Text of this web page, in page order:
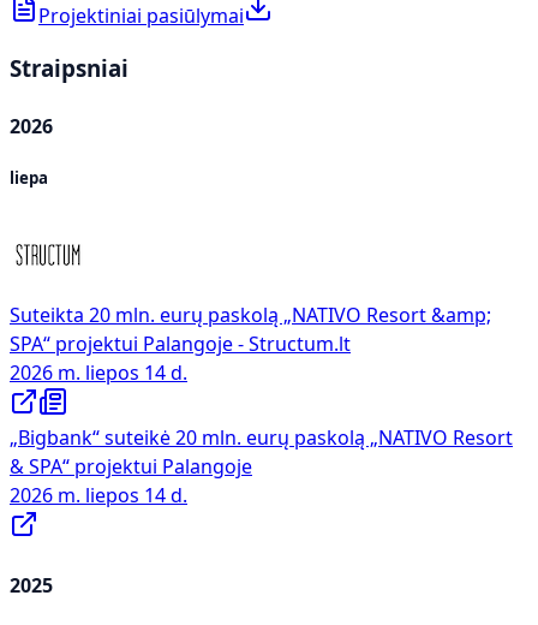
Projektiniai pasiūlymai
Straipsniai
2026
liepa
Suteikta 20 mln. eurų paskolą „NATIVO Resort &amp;
SPA“ projektui Palangoje - Structum.lt
2026 m. liepos 14 d.
„Bigbank“ suteikė 20 mln. eurų paskolą „NATIVO Resort
& SPA“ projektui Palangoje
2026 m. liepos 14 d.
2025